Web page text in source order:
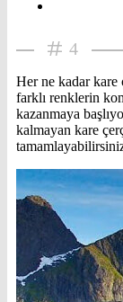
4
Her ne kadar
farklı renklerin
kazanmaya
kalmayan kare